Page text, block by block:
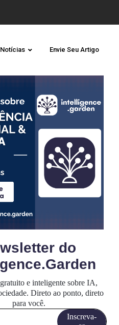
Notícias Envie Seu Artigo